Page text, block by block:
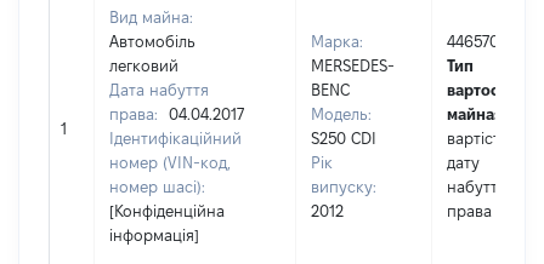
1
Вид майна:
Автомобіль
легковий
Дата набуття
права:
04.04.2017
Ідентифікаційний
номер (VIN-код,
номер шасі):
[Конфіденційна
інформація]
Марка:
MERSEDES-
BENC
Модель:
S250 CDI
Рік
випуску:
2012
446570
Тип
вартості
майна:
вартість на
дату
набуття
права